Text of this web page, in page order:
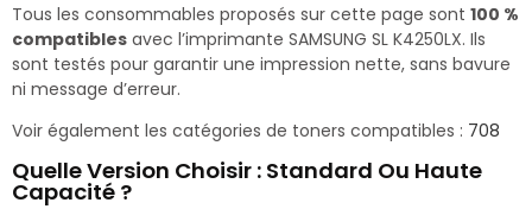
Tous les consommables proposés sur cette page sont 100 %
compatibles avec l’imprimante SAMSUNG SL K4250LX. Ils
sont testés pour garantir une impression nette, sans bavure
ni message d’erreur.
Voir également les catégories de toners compatibles : 708
Quelle Version Choisir : Standard Ou Haute
Capacité ?